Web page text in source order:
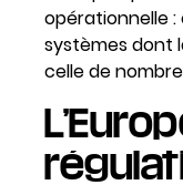
opérationnelle
systèmes dont
celle de